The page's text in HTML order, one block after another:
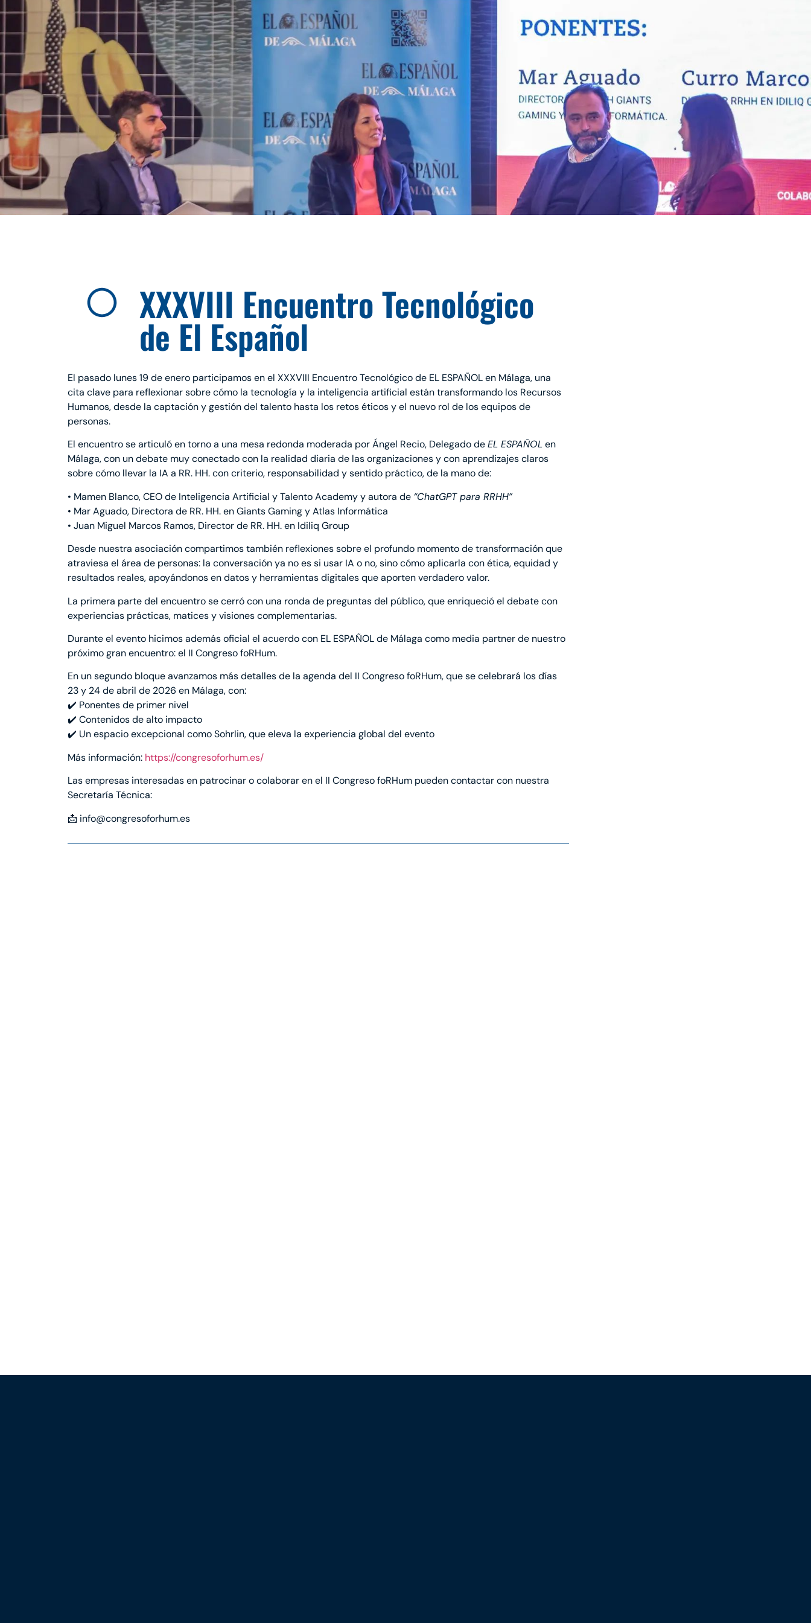
XXXVIII Encuentro Tecnológico
de El Español
El pasado lunes 19 de enero participamos en el XXXVIII Encuentro Tecnológico de EL ESPAÑOL en Málaga, una
cita clave para reflexionar sobre cómo la tecnología y la inteligencia artificial están transformando los Recursos
Humanos, desde la captación y gestión del talento hasta los retos éticos y el nuevo rol de los equipos de
personas.
El encuentro se articuló en torno a una mesa redonda moderada por Ángel Recio, Delegado deEL ESPAÑOLen
Málaga, con un debate muy conectado con la realidad diaria de las organizaciones y con aprendizajes claros
sobre cómo llevar la IA a RR. HH. con criterio, responsabilidad y sentido práctico, de la mano de:
• Mamen Blanco, CEO de Inteligencia Artificial y Talento Academy y autora de “ChatGPT para RRHH”
• Mar Aguado, Directora de RR. HH. en Giants Gaming y Atlas Informática
• Juan Miguel Marcos Ramos, Director de RR. HH. en Idiliq Group
Desde nuestra asociación compartimos también reflexiones sobre el profundo momento de transformación que
atraviesa el área de personas: la conversación ya no es si usar IA o no, sino cómo aplicarla con ética, equidad y
resultados reales, apoyándonos en datos y herramientas digitales que aporten verdadero valor.
La primera parte del encuentro se cerró con una ronda de preguntas del público, que enriqueció el debate con
experiencias prácticas, matices y visiones complementarias.
Durante el evento hicimos además oficial el acuerdo con EL ESPAÑOL de Málaga como media partner de nuestro
próximo gran encuentro: el II Congreso foRHum.
En un segundo bloque avanzamos más detalles de la agenda del II Congreso foRHum, que se celebrará los días
23 y 24 de abril de 2026 en Málaga, con:
✔️ Ponentes de primer nivel
✔️ Contenidos de alto impacto
✔️ Un espacio excepcional como Sohrlin, que eleva la experiencia global del evento
Más información: https://congresoforhum.es/
Las empresas interesadas en patrocinar o colaborar en el II Congreso foRHum pueden contactar con nuestra
Secretaría Técnica:
📩 info@congresoforhum.es